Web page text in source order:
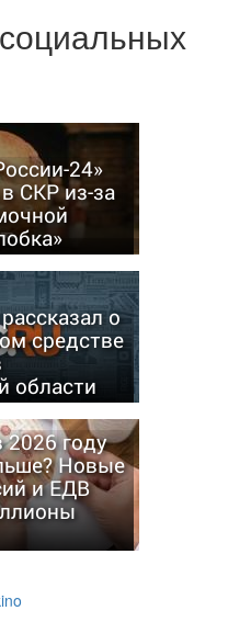
24»
СКР из-за
о
средстве
области
году
Новые
и ЕДВ